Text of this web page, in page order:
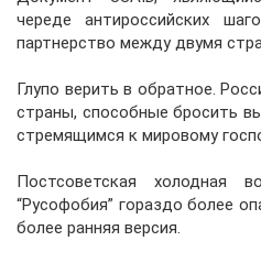
череде антироссийских
партнерство между двумя
Глупо верить в обратное.
страны, способные бросить
стремящимся к мировому
Постсоветская холодная
“Русофобия” гораздо более
более ранняя версия.